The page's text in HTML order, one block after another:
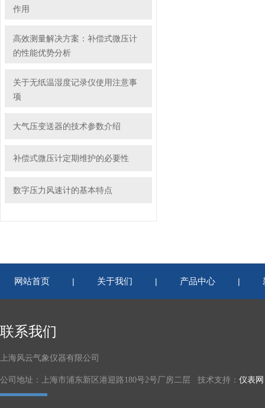
作用
高效测量解决方案：补偿式微压计
的性能优势分析
关于无纸温湿度记录仪使用注意事
项
大气压变送器的技术参数介绍
补偿式微压计定期维护的必要性
数字压力风速计的基本特点
网站首页 | 关于我们 | 产品中心 |
联系我们
上海风云气象仪器有限公司
公司地址：上海市浦东新区港迎路180号2号厂房二层 技术支持： 仪表网